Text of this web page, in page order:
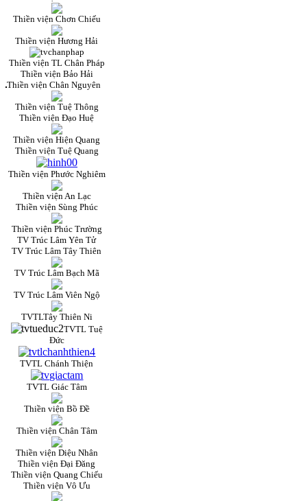
Thiền viện Chơn Chiếu
Thiền viện Hương Hải
Thiền viện TL Chân Pháp
Thiền viện Bảo Hải
Thiền viện Chân Nguyên
Thiền viện Tuệ Thông
Thiền viện Đạo Huệ
Thiền viện Hiện Quang
Thiền viện Tuệ Quang
Thiền viện Phước Nghiêm
Thiền viện An Lạc
Thiền viện Sùng Phúc
Thiền viện Phúc Trường
TV Trúc Lâm Yên Tử
TV Trúc Lâm Tây Thiên
TV Trúc Lâm Bạch Mã
TV Trúc Lâm Viên Ngộ
TVTLTây Thiên Ni
TVTL Tuệ
Đức
TVTL Chánh Thiện
TVTL Giác Tâm
Thiền viện Bồ Đề
Thiền viện Chân Tâm
Thiền viện Diệu Nhân
Thiền viện Đại Đăng
Thiền viện Quang Chiếu
Thiền viện Vô Ưu